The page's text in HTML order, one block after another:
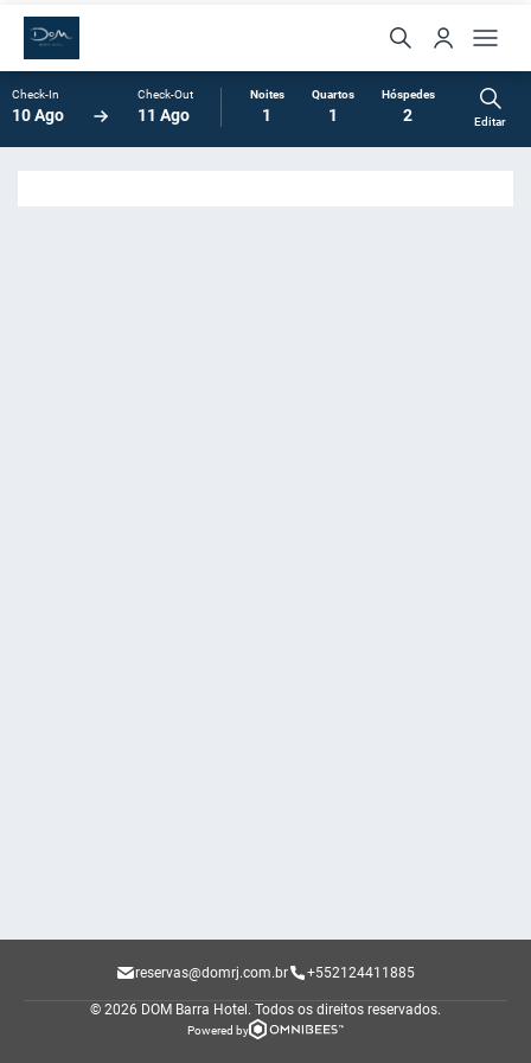
Check-In
10 Ago
Check-Out
11 Ago
Noites
1
Quartos
1
Hóspedes
2 Editar
reservas@domrj.com.br +552124411885
© 2026 DOM Barra Hotel. Todos os direitos reservados.
Powered by